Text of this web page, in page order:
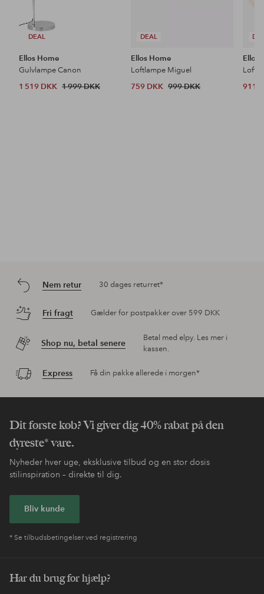
DEAL
Ellos Home
Gulvlampe Canon
1 519 DKK 1 999 DKK
DEAL
Ellos Home
Loftlampe Miguel
759 DKK 999 DKK
Ellos
911
Nem retur 30 dages returret*
Fri fragt Gælder for postpakker over 599 DKK
Shop nu, betal senere
Betal med elpy. Les mer i
kassen.
Express Få din pakke allerede i morgen*
Dit første køb? Vi giver dig 40% rabat på den
dyreste* vare.
Nyheder hver uge, eksklusive tilbud og en stor dosis
stilinspiration – direkte til dig.
Bliv kunde
* Se tilbudsbetingelser ved registrering
Har du brug for hjælp?